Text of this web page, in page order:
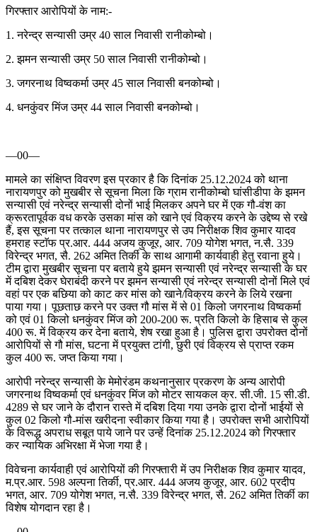
गिरफ्तार आरोपियों के नाम:-
1. नरेन्द्र सन्यासी उम्र 40 साल निवासी रानीकोम्बो।
2. झमन सन्यासी उम्र 50 साल निवासी रानीकोम्बो।
3. जगरनाथ विष्वकर्मा उम्र 45 साल निवासी बनकोम्बो।
4. धनकुंवर मिंज उम्र 44 साल निवासी बनकोम्बो।
—00—
मामले का संक्षिप्त विवरण इस प्रकार है कि दिनांक 25.12.2024 को थाना
नारायणपुर को मुखबीर से सूचना मिला कि ग्राम रानीकोम्बो घांसीडीपा के झमन
सन्यासी एवं नरेन्द्र सन्यासी दोनों भाई मिलकर अपने घर में एक गौ-वंश का
क्रूरतापूर्वक वध करके उसका मांस को खाने एवं विक्रय करने के उद्देष्य से रखे
हैं, इस सूचना पर तत्काल थाना नारायणपुर से उप निरीक्षक शिव कुमार यादव
हमराह स्टाॅफ प्र.आर. 444 अजय कुजूर, आर. 709 योगेश भगत, न.सै. 339
विरेन्द्र भगत, सै. 262 अमित तिर्की के साथ आगामी कार्यवाही हेतु रवाना हुये।
टीम द्वारा मुखबीर सूचना पर बताये हुये झमन सन्यासी एवं नरेन्द्र सन्यासी के घर
में दबिश देकर घेराबंदी करने पर झमन सन्यासी एवं नरेन्द्र सन्यासी दोनों मिले एवं
वहां पर एक बछिया को काट कर मांस को खाने/विक्रय करने के लिये रखना
पाया गया। पूछताछ करने पर उक्त गौ मांस में से 01 किलो जगरनाथ विष्वकर्मा
को एवं 01 किलो धनकुंवर मिंज को 200-200 रू. प्रति किलो के हिसाब से कुल
400 रू. में विक्रय कर देना बताये, शेष रखा हुआ है। पुलिस द्वारा उपरोक्त दोनों
आरोपियों से गौ मांस, घटना में प्रयुक्त टांगी, छुरी एवं विक्रय से प्राप्त रकम
कुल 400 रू. जप्त किया गया।
आरोपी नरेन्द्र सन्यासी के मेमोरंडम कथनानुसार प्रकरण के अन्य आरोपी
जगरनाथ विष्वकर्मा एवं धनकुंवर मिंज को मोटर सायकल क्र. सी.जी. 15 सी.डी.
4289 से घर जाने के दौरान रास्ते में दबिश दिया गया उनके द्वारा दोनों भाईयों से
कुल 02 किलो गौ-मांस खरीदना स्वीकार किया गया है। उपरोक्त सभी आरोपियों
के विरूद्ध अपराध सबूत पाये जाने पर उन्हें दिनांक 25.12.2024 को गिरफ्तार
कर न्यायिक अभिरक्षा में भेजा गया है।
विवेचना कार्यवाही एवं आरोपियों की गिरफ्तारी में उप निरीक्षक शिव कुमार यादव,
म.प्र.आर. 598 अल्पना तिर्की, प्र.आर. 444 अजय कुजूर, आर. 602 प्रदीप
भगत, आर. 709 योगेश भगत, न.सै. 339 विरेन्द्र भगत, सै. 262 अमित तिर्की का
विशेष योगदान रहा है।